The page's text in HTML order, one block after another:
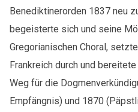
Benediktinerorden 1837 neu
begeisterte sich und seine
Gregorianischen Choral,
Frankreich durch und
Weg für die
Empfängnis) und 1870